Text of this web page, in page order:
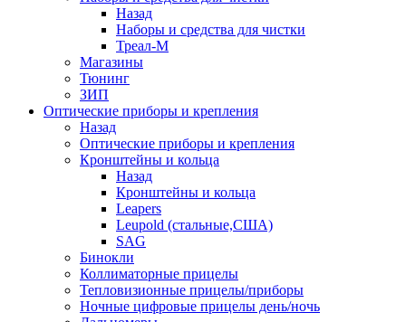
Назад
Наборы и средства для чистки
Треал-М
Магазины
Тюнинг
ЗИП
Оптические приборы и крепления
Назад
Оптические приборы и крепления
Кронштейны и кольца
Назад
Кронштейны и кольца
Leapers
Leupold (стальные,США)
SAG
Бинокли
Коллиматорные прицелы
Тепловизионные прицелы/приборы
Ночные цифровые прицелы день/ночь